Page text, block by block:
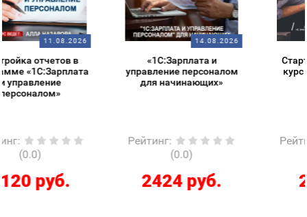
14.08.2026
«1С:Зарплата и
управление персоналом
для начинающих»
Рейтинг:
2424 руб.
14.08.2026
Старт в 1С – обзорный
курс для начинающих
Рейтинг:
286 руб.